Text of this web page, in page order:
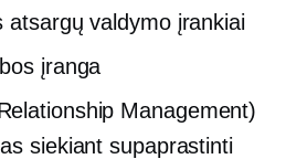
atsargų valdymo įrankiai
įranga
Management)
siekiant supaprastinti